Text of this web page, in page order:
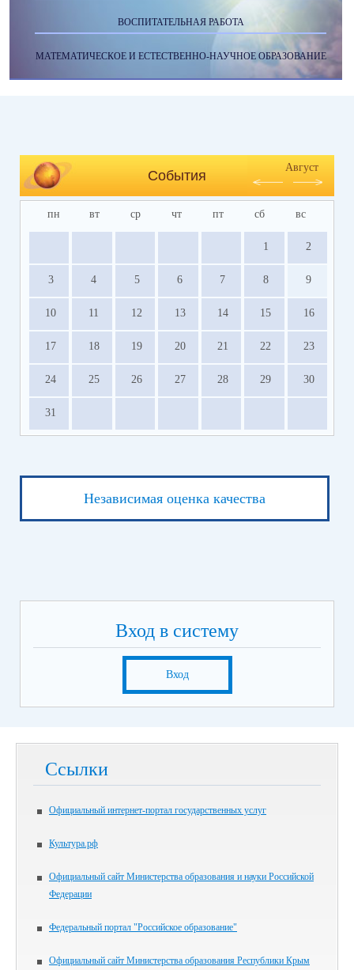
ВОСПИТАТЕЛЬНАЯ РАБОТА
МАТЕМАТИЧЕСКОЕ И ЕСТЕСТВЕННО-НАУЧНОЕ ОБРАЗОВАНИЕ
События
Август
пн вт ср чт пт сб вс
1 2
3 4 5 6 7 8 9
10 11 12 13 14 15 16
17 18 19 20 21 22 23
24 25 26 27 28 29 30
31
Независимая оценка качества
Вход в систему
Вход
Ссылки
Официальный интернет-портал государственных услуг
Культура.рф
Официальный сайт Министерства образования и науки Российской
Федерации
Федеральный портал "Российское образование"
Официальный сайт Министерства образования Республики Крым